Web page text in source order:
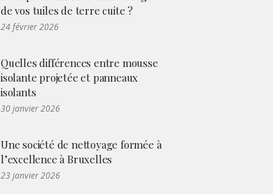
de vos tuiles de terre cuite ?
24 février 2026
Quelles différences entre mousse
isolante projetée et panneaux
isolants
30 janvier 2026
Une société de nettoyage formée à
l’excellence à Bruxelles
23 janvier 2026